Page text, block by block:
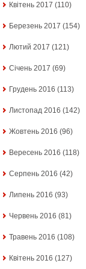
Квітень 2017 (110)
Березень 2017 (154)
Лютий 2017 (121)
Січень 2017 (69)
Грудень 2016 (113)
Листопад 2016 (142)
Жовтень 2016 (96)
Вересень 2016 (118)
Серпень 2016 (42)
Липень 2016 (93)
Червень 2016 (81)
Травень 2016 (108)
Квітень 2016 (127)